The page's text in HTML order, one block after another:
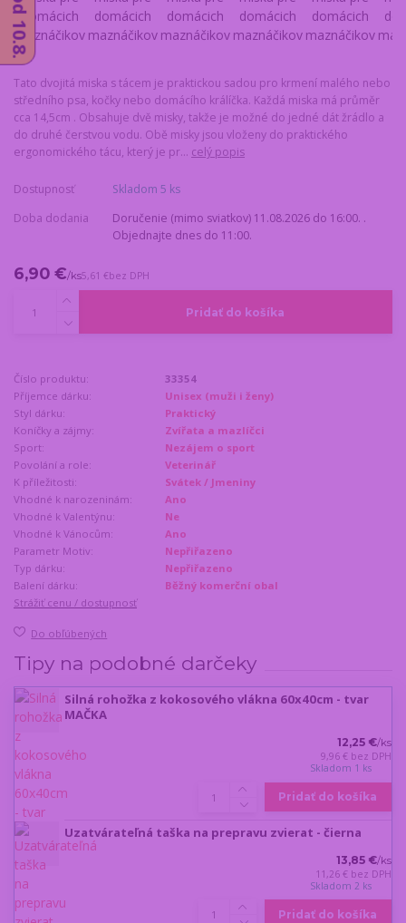
Tato dvojitá miska s tácem je praktickou sadou pro krmení malého nebo
středního psa, kočky nebo domácího králíčka. Každá miska má průměr
cca 14,5cm . Obsahuje dvě misky, takže je možné do jedné dát žrádlo a
do druhé čerstvou vodu. Obě misky jsou vloženy do praktického
ergonomického tácu, který je pr... celý popis
Dostupnosť
Skladom 5 ks
Doba dodania
Doručenie (mimo sviatkov) 11.08.2026 do 16:00. .
Objednajte dnes do 11:00.
6,90 €/ks5,61 €bez DPH
Pridať do košíka
Číslo produktu:
33354
Příjemce dárku:
Unisex (muži i ženy)
Styl dárku:
Praktický
Koníčky a zájmy:
Zvířata a mazlíčci
Sport:
Nezájem o sport
Povolání a role:
Veterinář
K příležitosti:
Svátek / Jmeniny
Vhodné k narozeninám:
Ano
Vhodné k Valentýnu:
Ne
Vhodné k Vánocům:
Ano
Parametr Motiv:
Nepřiřazeno
Typ dárku:
Nepřiřazeno
Balení dárku:
Běžný komerční obal
Strážiť cenu / dostupnosť
Do obľúbených
Tipy na podobné darčeky
Silná rohožka z kokosového vlákna 60x40cm - tvar
MAČKA
12,25 €/ks
9,96 € bez DPH
Skladom 1 ks
Pridať do košíka
Uzatvárateľná taška na prepravu zvierat - čierna
13,85 €/ks
11,26 € bez DPH
Skladom 2 ks
Pridať do košíka